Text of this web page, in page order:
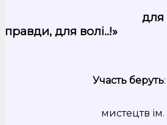
для сили,
правди, для волі..!»
Участь беруть
мистецтв ім.